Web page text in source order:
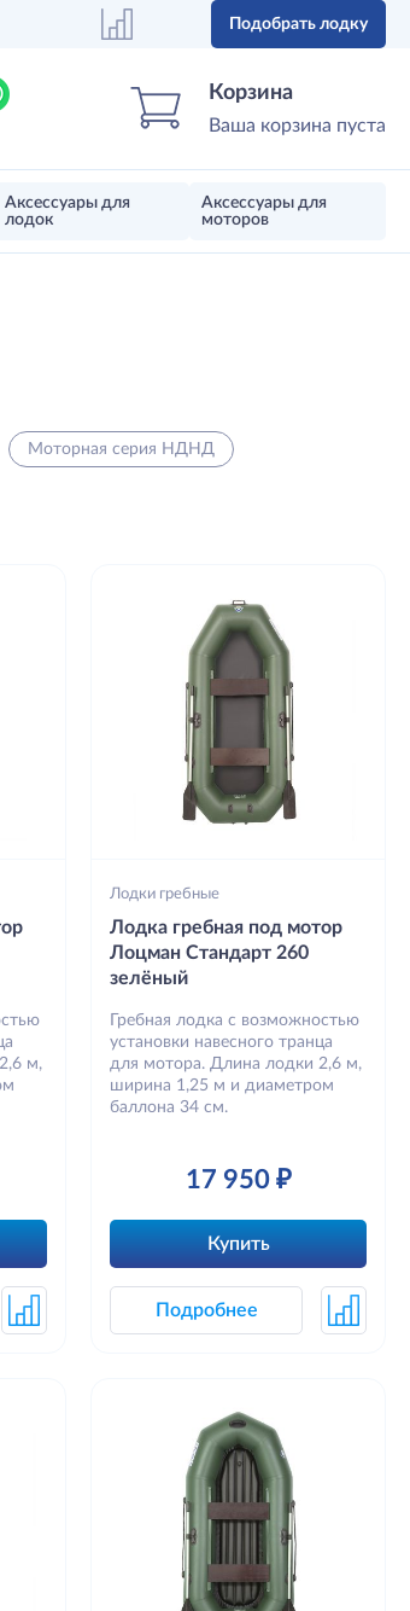
Подобрать лодку
Корзина
Ваша корзина пуста
Аксессуары для
лодок
Аксессуары для
моторов
Моторная серия НДНД
м,
Лодки гребные
Лодка гребная под мотор
Лоцман Стандарт 260
зелёный
Гребная лодка с возможностью
установки навесного транца
для мотора. Длина лодки 2,6 м,
ширина 1,25 м и диаметром
баллона 34 см.
17 950 ₽
Купить
Подробнее